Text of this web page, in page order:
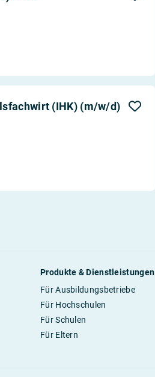
(IHK) (m/w/d)
Produkte & Dienstleistungen
Für Ausbildungsbetriebe
Für Hochschulen
Für Schulen
Für Eltern